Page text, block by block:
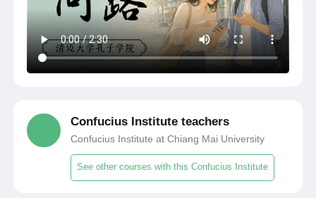
Confucius Institute teachers
Confucius Institute at Chiang Mai University
See other courses with this Confucius Institute